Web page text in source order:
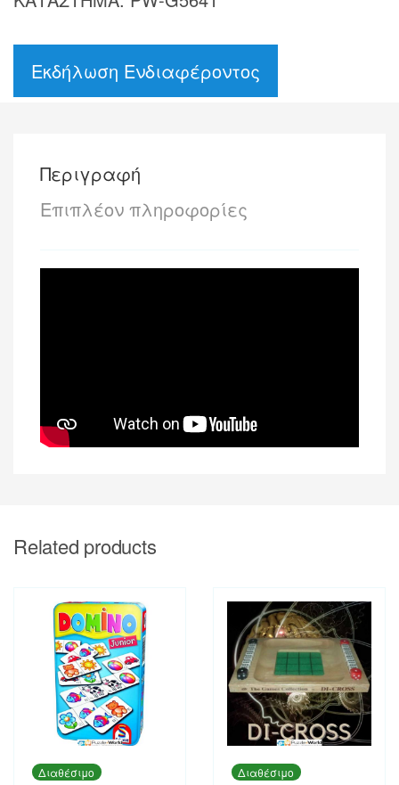
Εκδήλωση Ενδιαφέροντος
Περιγραφή
Επιπλέον πληροφορίες
Related products
Διαθέσιμο Διαθέσιμο